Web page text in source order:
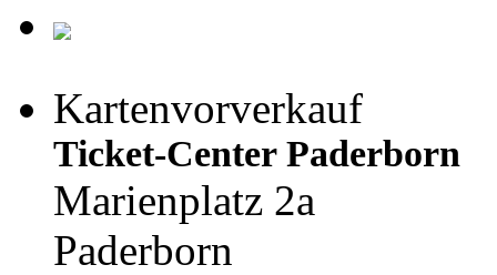
Kartenvorverkauf
Ticket-Center Paderborn
Marienplatz 2a
Paderborn